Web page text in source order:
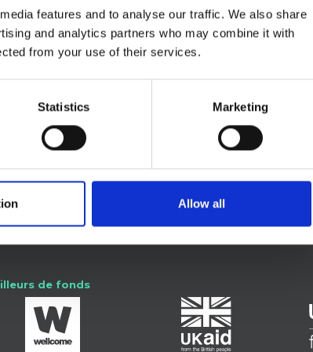
features and to analyse our traffic. We also share
and analytics partners who may combine it with
from your use of their services.
Statistics Marketing
Allow all
de fonds